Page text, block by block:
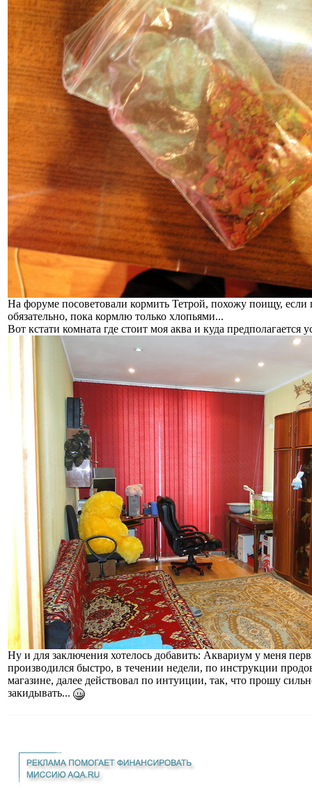
На форуме посоветовали кормить Тетрой, похожу поищу, если
обязательно, пока кормлю только хлопьями...
Вот кстати комната где стоит моя аква и куда предполагается
Ну и для заключения хотелось добавить: Аквариум у меня
производился быстро, в течении недели, по инструкции
магазине, далее действовал по интуиции, так, что прошу
закидывать...